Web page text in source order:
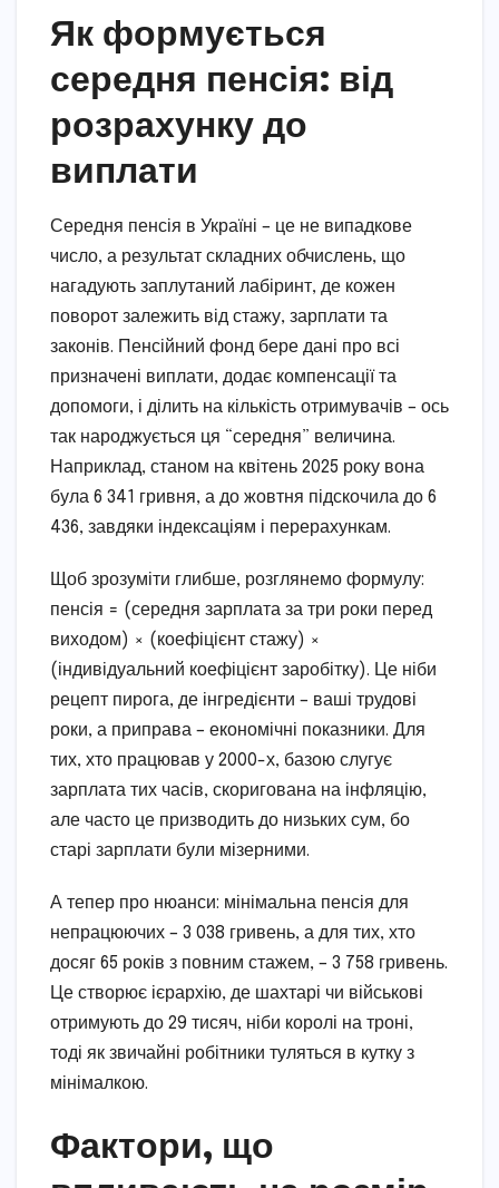
Як формується
середня пенсія: від
розрахунку до
виплати
Середня пенсія в Україні – це не випадкове
число, а результат складних обчислень, що
нагадують заплутаний лабіринт, де кожен
поворот залежить від стажу, зарплати та
законів. Пенсійний фонд бере дані про всі
призначені виплати, додає компенсації та
допомоги, і ділить на кількість отримувачів – ось
так народжується ця “середня” величина.
Наприклад, станом на квітень 2025 року вона
була 6 341 гривня, а до жовтня підскочила до 6
436, завдяки індексаціям і перерахункам.
Щоб зрозуміти глибше, розглянемо формулу:
пенсія = (середня зарплата за три роки перед
виходом) × (коефіцієнт стажу) ×
(індивідуальний коефіцієнт заробітку). Це ніби
рецепт пирога, де інгредієнти – ваші трудові
роки, а приправа – економічні показники. Для
тих, хто працював у 2000-х, базою слугує
зарплата тих часів, скоригована на інфляцію,
але часто це призводить до низьких сум, бо
старі зарплати були мізерними.
А тепер про нюанси: мінімальна пенсія для
непрацюючих – 3 038 гривень, а для тих, хто
досяг 65 років з повним стажем, – 3 758 гривень.
Це створює ієрархію, де шахтарі чи військові
отримують до 29 тисяч, ніби королі на троні,
тоді як звичайні робітники туляться в кутку з
мінімалкою.
Фактори, що